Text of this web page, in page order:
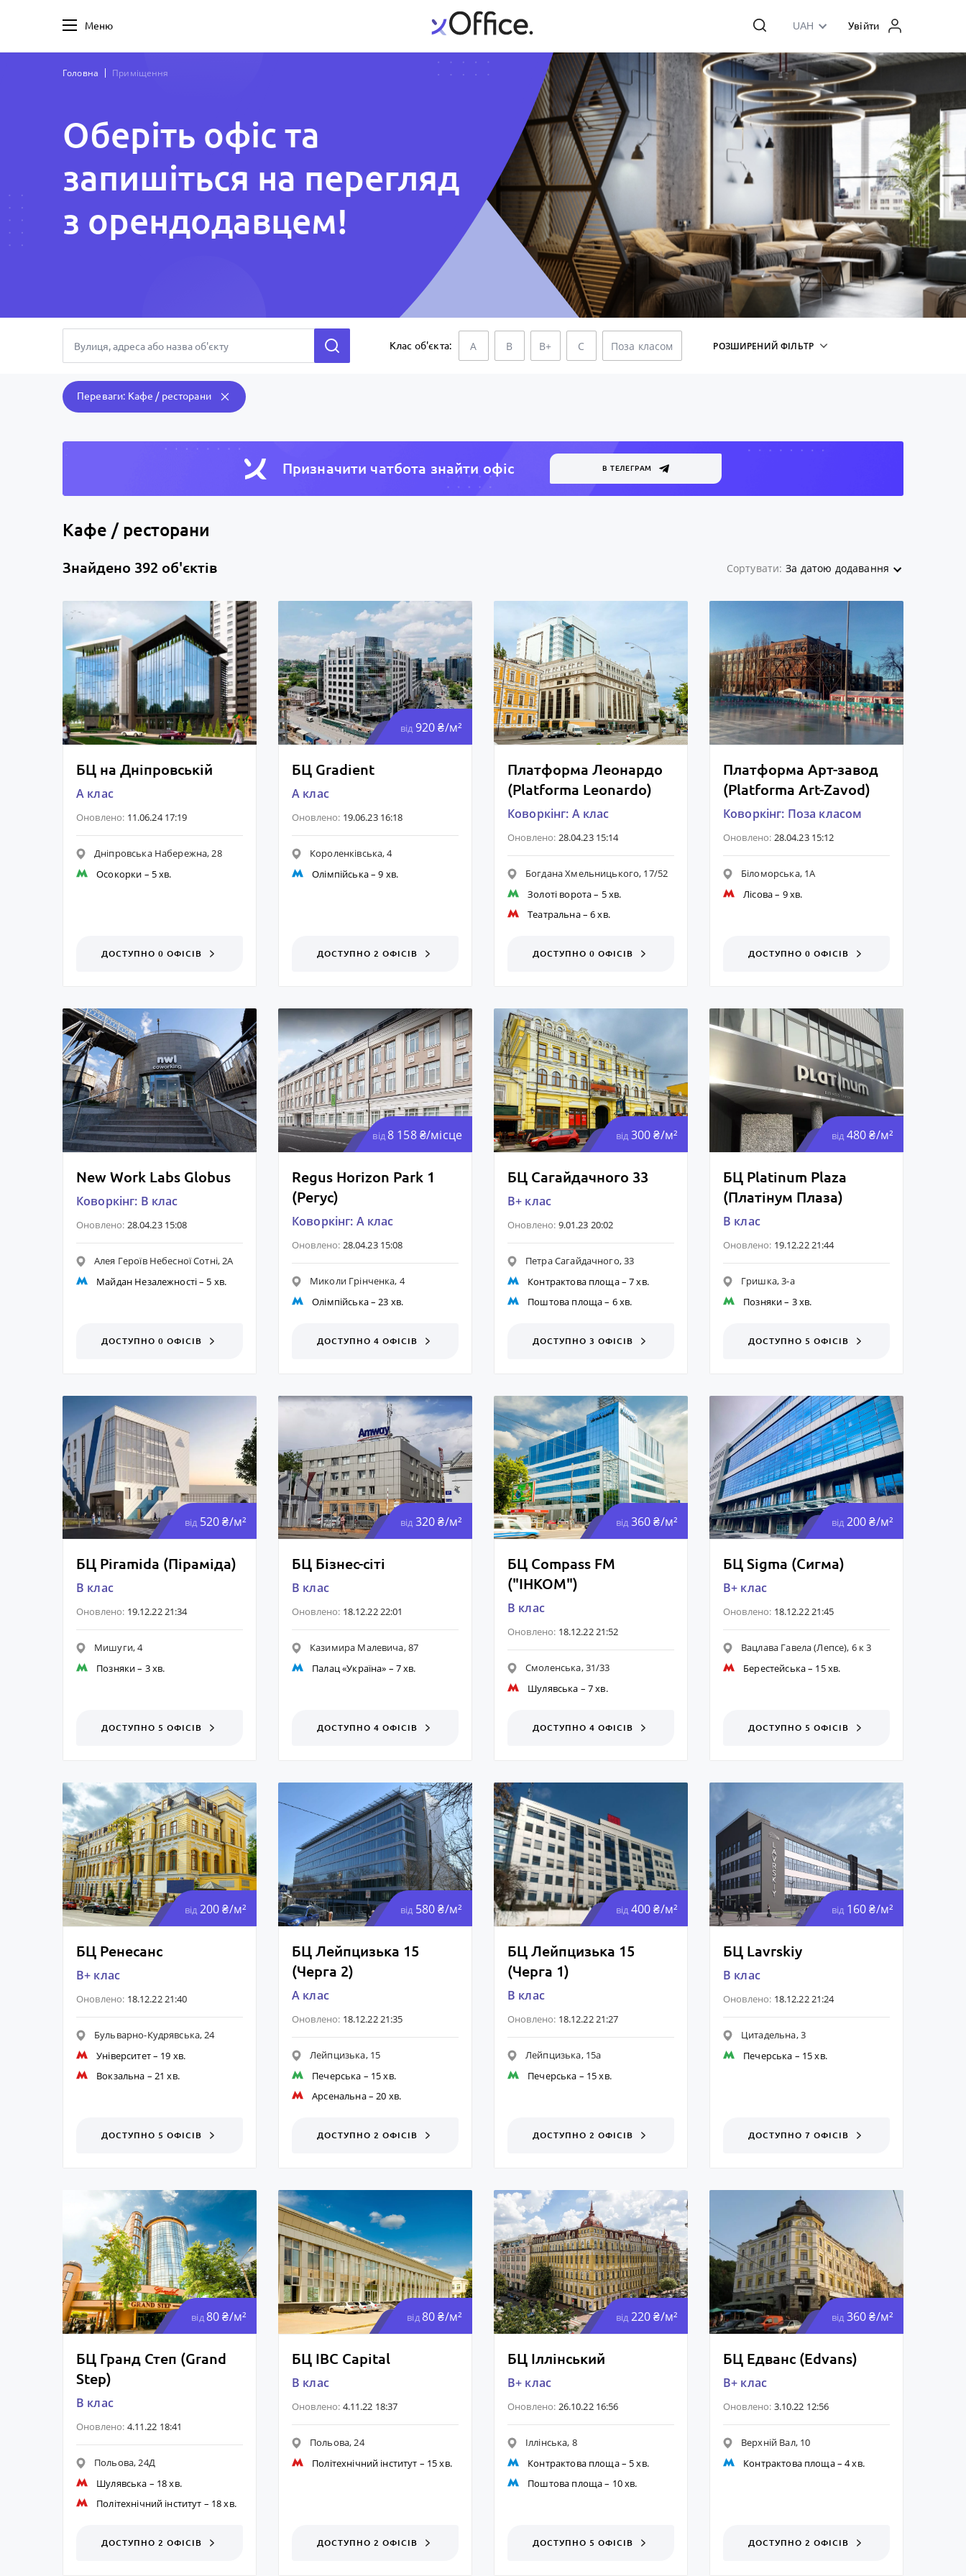
Меню UAH Увійти
Головна Приміщення
Оберіть офіс та
запишіться на перегляд
з орендодавцем!
РОЗШИРЕНИЙ ФІЛЬТР
Клас об'єкта: A B B+ C Поза класом
Переваги: Кафе / ресторани
Призначити чатбота знайти офiс В ТЕЛЕГРАМ
Кафе / ресторани
Знайдено 392 об'єктів Сортувати: За датою додавання
БЦ на Дніпровській
A клас
Оновлено: 11.06.24 17:19
Дніпровська Набережна, 28
Осокорки – 5 хв.
ДОСТУПНО 0 ОФІСІВ
від 920 ₴/м²
БЦ Gradient
A клас
Оновлено: 19.06.23 16:18
Короленківська, 4
Олімпійська– 9 хв.
ДОСТУПНО 2 ОФІСІВ
Платформа Леонардо
(Platforma Leonardo)
Коворкінг: A клас
Оновлено: 28.04.23 15:14
Богдана Хмельницького, 17/52
Золоті ворота– 5 хв.
Театральна– 6 хв.
ДОСТУПНО 0 ОФІСІВ
Платформа Арт-завод
(Platforma Art-Zavod)
Коворкінг: Поза класом
Оновлено: 28.04.23 15:12
Біломорська, 1А
Лісова– 9 хв.
ДОСТУПНО 0 ОФІСІВ
New Work Labs Globus
Коворкінг: B клас
Оновлено: 28.04.23 15:08
Алея Героїв Небесної Сотні, 2А
Майдан Незалежності– 5 хв.
ДОСТУПНО 0 ОФІСІВ
від8 158 ₴/місце
Regus Horizon Park 1
(Регус)
Коворкінг: A клас
Оновлено: 28.04.23 15:08
Миколи Грінченка, 4
Олімпійська– 23 хв.
ДОСТУПНО 4 ОФІСІВ
від 300 ₴/м²
БЦ Сагайдачного 33
B+ клас
Оновлено: 9.01.23 20:02
Петра Сагайдачного, 33
Контрактова площа– 7 хв.
Поштова площа– 6 хв.
ДОСТУПНО 3 ОФІСІВ
від 480 ₴/м²
БЦ Platinum Plaza
(Платінум Плаза)
B клас
Оновлено: 19.12.22 21:44
Гришка, 3-а
Позняки– 3 хв.
ДОСТУПНО 5 ОФІСІВ
від 520 ₴/м²
БЦ Piramida (Піраміда)
B клас
Оновлено: 19.12.22 21:34
Мишуги, 4
Позняки– 3 хв.
ДОСТУПНО 5 ОФІСІВ
від 320 ₴/м²
БЦ Бізнес-сіті
B клас
Оновлено: 18.12.22 22:01
Казимира Малевича, 87
Палац «Україна» – 7 хв.
ДОСТУПНО 4 ОФІСІВ
від 360 ₴/м²
БЦ Compass FM
("ІНКОМ")
B клас
Оновлено: 18.12.22 21:52
Смоленська, 31/33
Шулявська – 7 хв.
ДОСТУПНО 4 ОФІСІВ
від 200 ₴/м²
БЦ Sigma (Сигма)
B+ клас
Оновлено: 18.12.22 21:45
Вацлава Гавела (Лепсе), 6 к 3
Берестейська– 15 хв.
ДОСТУПНО 5 ОФІСІВ
від 200 ₴/м²
БЦ Ренесанс
B+ клас
Оновлено: 18.12.22 21:40
Бульварно-Кудрявська, 24
Університет– 19 хв.
Вокзальна – 21 хв.
ДОСТУПНО 5 ОФІСІВ
від 580 ₴/м²
БЦ Лейпцизька 15
(Черга 2)
A клас
Оновлено: 18.12.22 21:35
Лейпцизька, 15
Печерська – 15 хв.
Арсенальна– 20 хв.
ДОСТУПНО 2 ОФІСІВ
від 400 ₴/м²
БЦ Лейпцизька 15
(Черга 1)
B клас
Оновлено: 18.12.22 21:27
Лейпцизька, 15а
Печерська – 15 хв.
ДОСТУПНО 2 ОФІСІВ
від 160 ₴/м²
БЦ Lavrskiy
B клас
Оновлено: 18.12.22 21:24
Цитадельна, 3
Печерська – 15 хв.
ДОСТУПНО 7 ОФІСІВ
від80 ₴/м²
БЦ Гранд Степ (Grand
Step)
B клас
Оновлено: 4.11.22 18:41
Польова, 24Д
Шулявська – 18 хв.
Політехнічний інститут – 18 хв.
ДОСТУПНО 2 ОФІСІВ
від80 ₴/м²
БЦ IBC Capital
B клас
Оновлено: 4.11.22 18:37
Польова, 24
Політехнічний інститут – 15 хв.
ДОСТУПНО 2 ОФІСІВ
від 220 ₴/м²
БЦ Іллінський
B+ клас
Оновлено: 26.10.22 16:56
Іллінська, 8
Контрактова площа– 5 хв.
Поштова площа– 10 хв.
ДОСТУПНО 5 ОФІСІВ
від 360 ₴/м²
БЦ Едванс (Edvans)
B+ клас
Оновлено: 3.10.22 12:56
Верхній Вал, 10
Контрактова площа– 4 хв.
ДОСТУПНО 2 ОФІСІВ